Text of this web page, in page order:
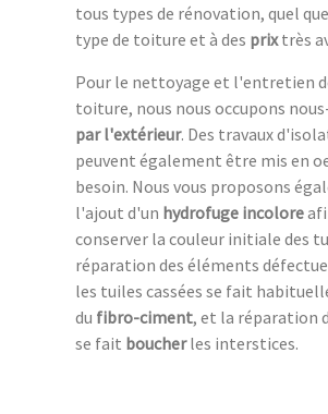
tous types de rénovation, quel
type de toiture et à des prixtrès
Pour le nettoyage et l'entretien
toiture, nous nous occupons
par l'extérieur. Des travaux
peuvent également être mis en
besoin. Nous vous proposons
l'ajout d'un hydrofuge incolore
conserver la couleur initiale des
réparation des éléments
les tuiles cassées se fait
du fibro-ciment, et la réparation
se fait boucherles interstices.